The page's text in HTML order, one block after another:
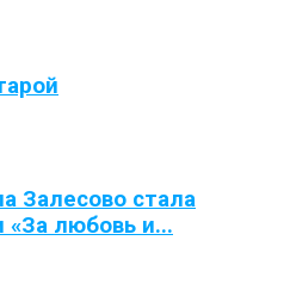
Залесово стала
любовь и...